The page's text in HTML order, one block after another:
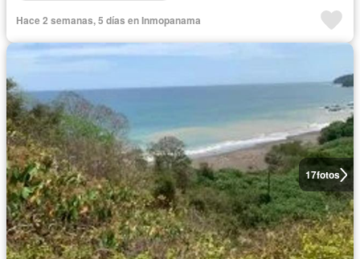
Hace 2 semanas, 5 días en Inmopanama
17fotos